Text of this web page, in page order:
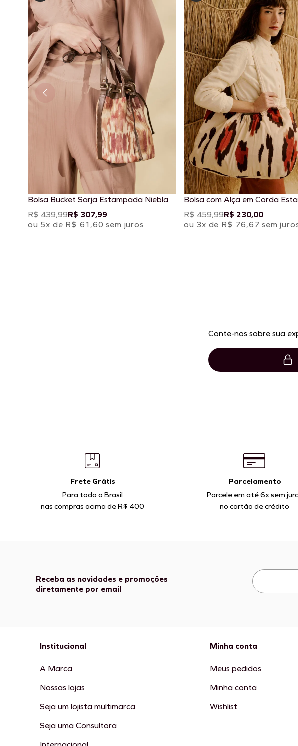
Bolsa Bucket Sarja Estampada Niebla
R$ 439,99R$ 307,99
ou 5x de R$ 61,60 sem juros
Bolsa com Alça em Corda
Chimu Off
R$ 459,99R$ 230,00
ou 3x de R$ 76,67 sem juros
Conte-nos sobre sua
Frete Grátis
Para todo o Brasil
nas compras acima de R$ 400
Parcelamento
Parcele em até 6x sem
no cartão de crédito
Receba as novidades e promoções
diretamente por email
Institucional
A Marca
Nossas lojas
Seja um lojista multimarca
Seja uma Consultora
Minha conta
Meus pedidos
Minha conta
Wishlist